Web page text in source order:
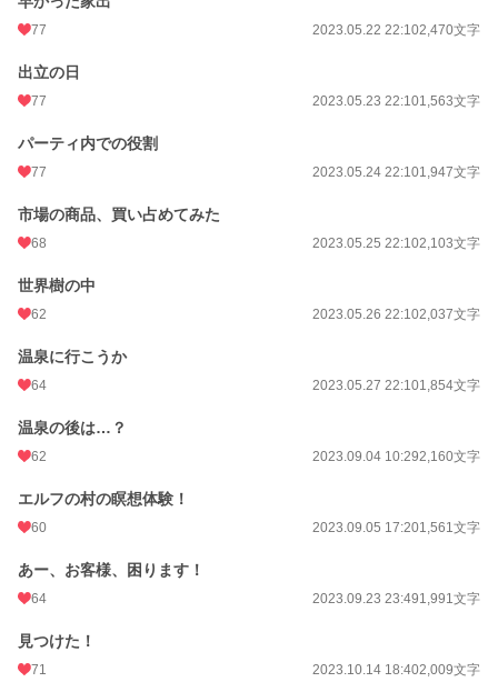
77 2023.05.22 22:102,470文字
出立の日
77 2023.05.23 22:101,563文字
パーティ内での役割
77 2023.05.24 22:101,947文字
市場の商品、買い占めてみた
68 2023.05.25 22:102,103文字
世界樹の中
62 2023.05.26 22:102,037文字
温泉に行こうか
64 2023.05.27 22:101,854文字
温泉の後は…？
62 2023.09.04 10:292,160文字
エルフの村の瞑想体験！
60 2023.09.05 17:201,561文字
あー、お客様、困ります！
64 2023.09.23 23:491,991文字
見つけた！
71 2023.10.14 18:402,009文字